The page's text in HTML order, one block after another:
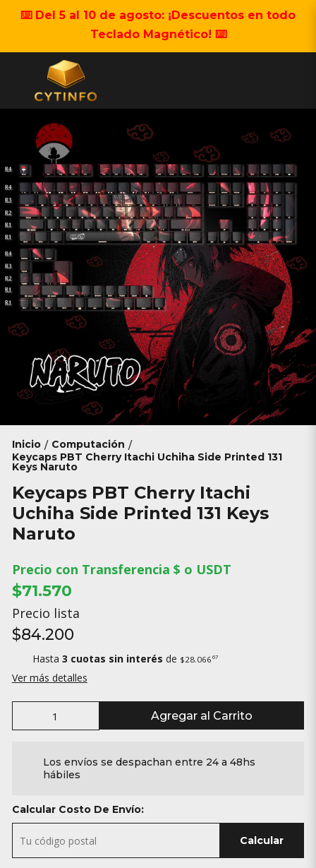
⌨️ Del 5 al 10 de agosto: ¡Descuentos en todo
Teclado Magnético! ⌨️
Inicio / Computación /
Keycaps PBT Cherry Itachi Uchiha Side Printed 131
Keys Naruto
Keycaps PBT Cherry Itachi
Uchiha Side Printed 131 Keys
Naruto
Precio con Transferencia $ o USDT
$71.570
Precio lista
$84.200
Hasta 3 cuotas sin interés de $28.066 67
Ver más detalles
Agregar al Carrito
Los envíos se despachan entre 24 a 48hs
hábiles
Calcular Costo De Envío:
Calcular